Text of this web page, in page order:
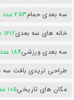
سه بعدی حمام253 عدد
خانه های سه بعدی1612 عدد
سه بعدی ورزشی184 عدد
طراحی تریدی بافت سه
مکان های تاریخی105 عدد